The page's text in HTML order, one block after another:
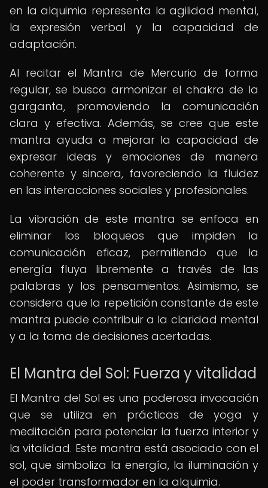
en la alquimia representa la agilidad mental,
la expresión verbal y la capacidad de
adaptación.
Al recitar el Mantra de Mercurio de forma
regular, se busca armonizar el chakra de la
garganta, promoviendo la comunicación
clara y efectiva. Además, se cree que este
mantra ayuda a mejorar la capacidad de
expresar ideas y emociones de manera
coherente y sincera, favoreciendo la fluidez
en las interacciones sociales y profesionales.
La vibración de este mantra se enfoca en
eliminar los bloqueos que impiden la
comunicación eficaz, permitiendo que la
energía fluya libremente a través de las
palabras y los pensamientos. Asimismo, se
considera que la repetición constante de este
mantra puede contribuir a la claridad mental
y a la toma de decisiones acertadas.
El Mantra del Sol: Fuerza y vitalidad
El Mantra del Sol es una poderosa invocación
que se utiliza en prácticas de yoga y
meditación para potenciar la fuerza interior y
la vitalidad. Este mantra está asociado con el
sol, que simboliza la energía, la iluminación y
el poder transformador en la alquimia.